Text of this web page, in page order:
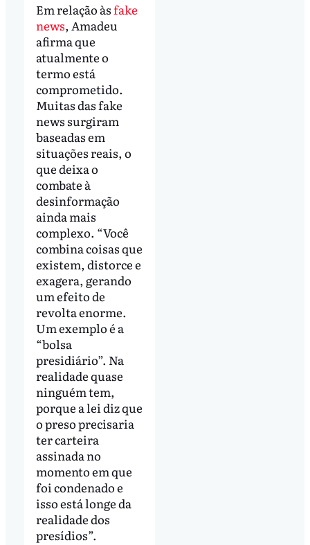
Em relação àsfake
news, Amadeu
afirma que
atualmente o
termo está
comprometido.
Muitas das fake
news surgiram
baseadas em
situações reais, o
que deixa o
combate à
desinformação
ainda mais
complexo. “Você
combina coisas que
existem, distorce e
exagera, gerando
um efeito de
revolta enorme.
Um exemplo é a
“bolsa
presidiário”. Na
realidade quase
ninguém tem,
porque a lei diz que
o preso precisaria
ter carteira
assinada no
momento em que
foi condenado e
isso está longe da
realidade dos
presídios”.